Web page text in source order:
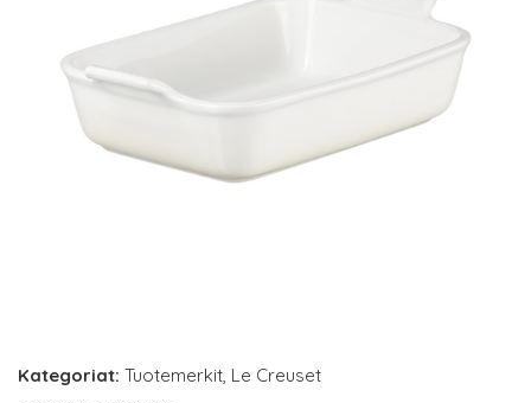
Kategoriat: Tuotemerkit, Le Creuset